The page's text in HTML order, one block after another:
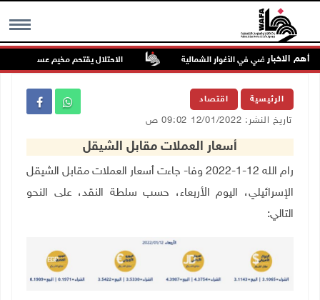
MENU أهم الاخبار
أراضي في الأغوار الشمالية الاحتلال يقتحم مخيم عسكر شرق
الرئيسية اقتصاد
تاريخ النشر: 12/01/2022 09:02 ص
أسعار العملات مقابل الشيقل
رام الله 12-1-2022 وفا- جاءت أسعار العملات مقابل الشيقل
الإسرائيلي، اليوم الأربعاء، حسب سلطة النقد، على النحو
التالي: